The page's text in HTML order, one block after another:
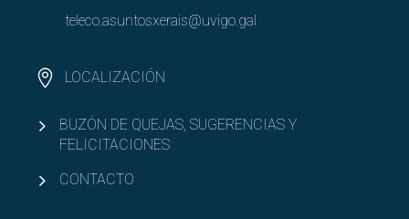
teleco.asuntosxerais@uvigo.gal
LOCALIZACIÓN
BUZÓN DE QUEJAS, SUGERENCIAS Y
FELICITACIONES
CONTACTO